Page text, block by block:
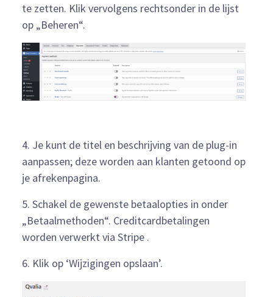
te zetten. Klik vervolgens rechtsonder in de lijst
op „Beheren“.
4. Je kunt de titel en beschrijving van de plug-in
aanpassen; deze worden aan klanten getoond op
je afrekenpagina.
5. Schakel de gewenste betaalopties in onder
„Betaalmethoden“. Creditcardbetalingen
worden verwerkt via Stripe .
6. Klik op ‘Wijzigingen opslaan’.